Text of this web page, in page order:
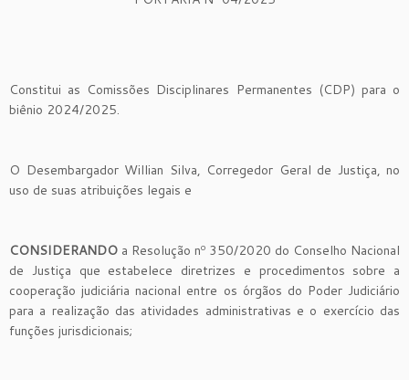
Constitui as Comissões Disciplinares Permanentes (CDP) para o
biênio 2024/2025.
O Desembargador Willian Silva, Corregedor Geral de Justiça, no
uso de suas atribuições legais e
CONSIDERANDO a Resolução nº 350/2020 do Conselho Nacional
de Justiça que estabelece diretrizes e procedimentos sobre a
cooperação judiciária nacional entre os órgãos do Poder Judiciário
para a realização das atividades administrativas e o exercício das
funções jurisdicionais;